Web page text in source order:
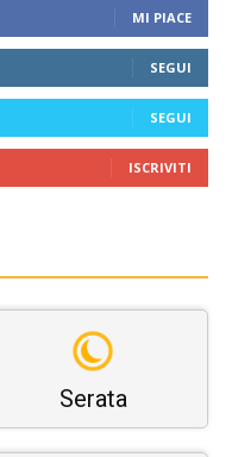
MI PIACE
SEGUI
SEGUI
ISCRIVITI
Serata